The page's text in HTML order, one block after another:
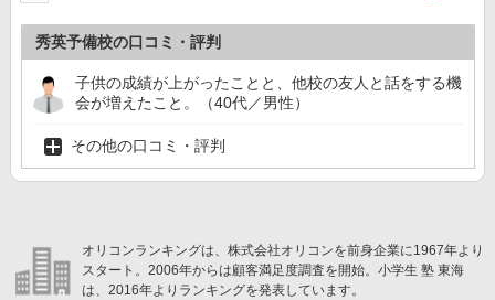
秀英予備校の口コミ・評判
子供の成績が上がったことと、他校の友人と話をする機
会が増えたこと。（40代／男性）
その他の口コミ・評判
オリコンランキングは、株式会社オリコンを前身企業に1967年より
スタート。2006年からは顧客満足度調査を開始。小学生 塾 東海
は、2016年よりランキングを発表しています。